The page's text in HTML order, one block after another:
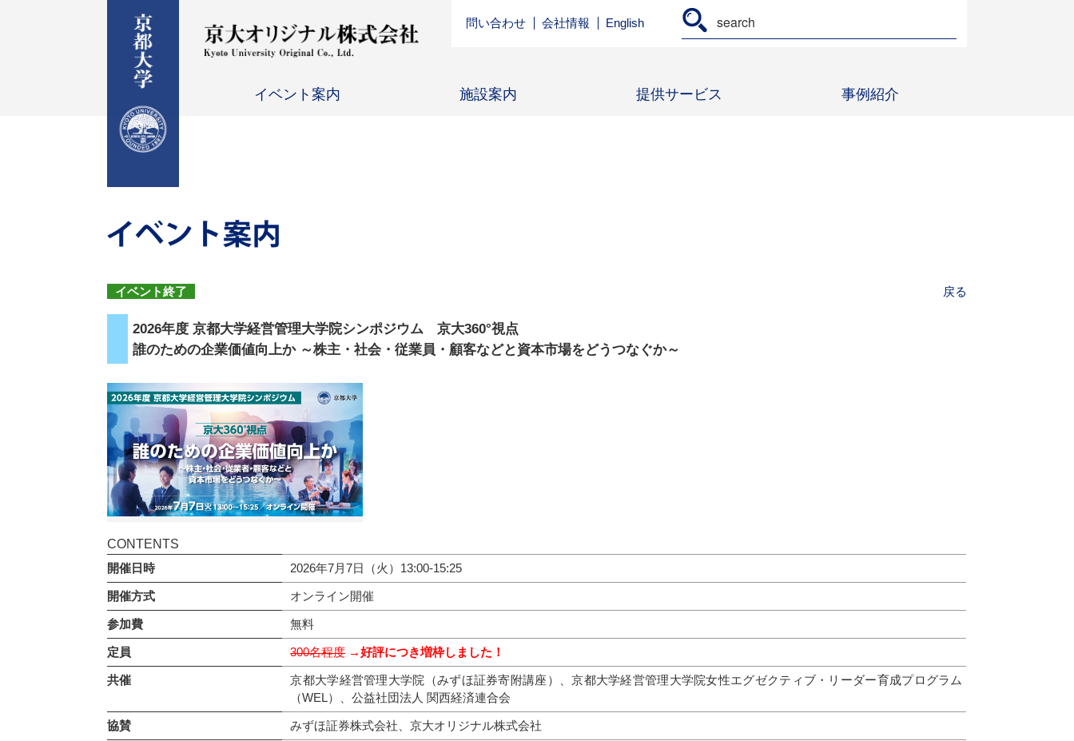
問い合わせ 会社情報 English
イベント案内 施設案内 提供サービス 事例紹介
イベント終了 戻る
2026年度 京都大学経営管理大学院シンポジウム 京大360°視点
誰のための企業価値向上か ～株主・社会・従業員・顧客などと資本市場をどうつなぐか～
CONTENTS
開催日時 2026年7月7日（火）13:00-15:25
開催方式 オンライン開催
参加費 無料
定員 300名程度→好評につき増枠しました！
共催
京都大学経営管理大学院（みずほ証券寄附講座）、京都大学経営管理大学院女性エグゼクティブ・リーダー育成プログラム
（WEL）、公益社団法人 関西経済連合会
協賛 みずほ証券株式会社、京大オリジナル株式会社